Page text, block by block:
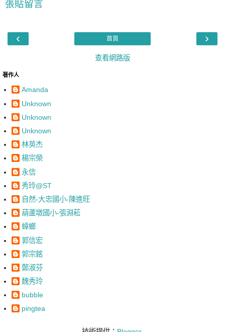
張貼留言
‹ ›
首頁
查看網路版
著作人
Amanda
Unknown
Unknown
Unknown
林英杰
楊宗榮
永信
秀玲@ST
自然-大忠國小-陳進旺
葫蘆墩國小-張淵菘
蟑螂
郭信宏
郭宗銘
鄭淑芬
魏秀玲
bubble
pingtea